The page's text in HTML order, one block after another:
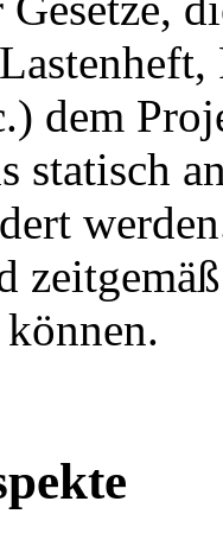
dem
statisch